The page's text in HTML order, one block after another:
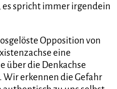
spricht immer irgendein
Opposition von
eine
über die Denkachse
erkennen die Gefahr